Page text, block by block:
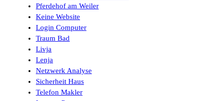
Pferdehof am Weiler
Keine Website
Login Computer
Traum Bad
Livja
Lenja
Netzwerk Analyse
Sicherheit Haus
Telefon Makler